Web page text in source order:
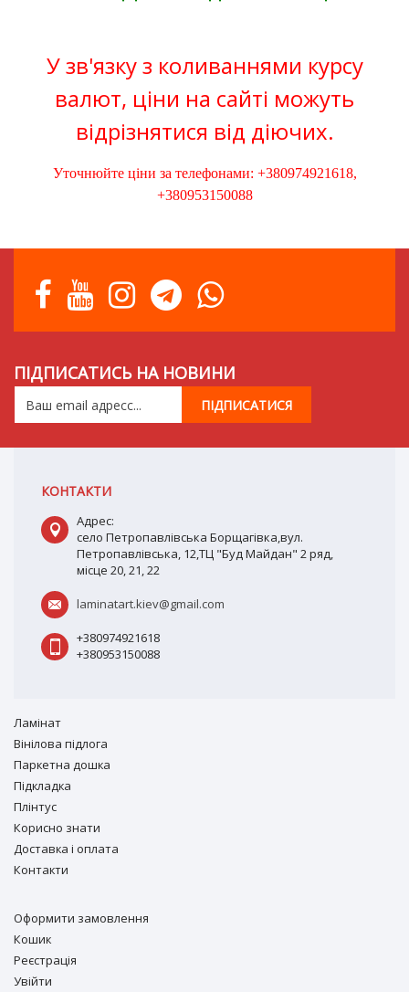
У зв'язку з коливаннями курсу
валют, ціни на сайті можуть
відрізнятися від діючих.
Уточнюйте ціни за телефонами: +380974921618,
+380953150088
ПІДПИСАТИСЬ НА НОВИНИ
КОНТАКТИ
Адрес:
село Петропавлівська Борщагівка,вул.
Петропавлівська, 12,ТЦ "Буд Майдан" 2 ряд,
місце 20, 21, 22
laminatart.kiev@gmail.com
+380974921618
+380953150088
Ламiнат
Вiнiлова підлога
Паркетна дошка
Підкладка
Плінтус
Корисно знати
Доставка і оплата
Контакти
Оформити замовлення
Кошик
Реєстрація
Увійти